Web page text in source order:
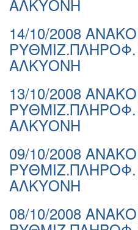
ΑΛΚΥΟΝΗ
14/10/2008
ΑΛΚΥΟΝΗ
13/10/2008
ΑΛΚΥΟΝΗ
09/10/2008
ΑΛΚΥΟΝΗ
08/10/2008